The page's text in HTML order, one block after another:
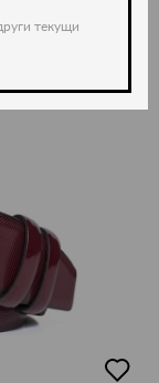
в
текущи